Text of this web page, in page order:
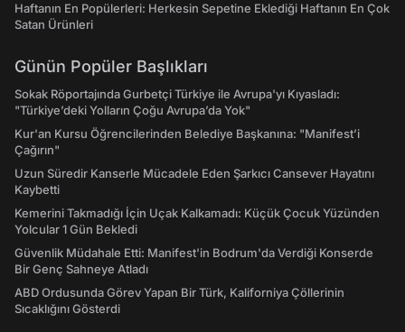
Haftanın En Popülerleri: Herkesin Sepetine Eklediği Haftanın En Çok
Satan Ürünleri
Günün Popüler Başlıkları
Sokak Röportajında Gurbetçi Türkiye ile Avrupa'yı Kıyasladı:
"Türkiye’deki Yolların Çoğu Avrupa’da Yok"
Kur'an Kursu Öğrencilerinden Belediye Başkanına: "Manifest’i
Çağırın"
Uzun Süredir Kanserle Mücadele Eden Şarkıcı Cansever Hayatını
Kaybetti
Kemerini Takmadığı İçin Uçak Kalkamadı: Küçük Çocuk Yüzünden
Yolcular 1 Gün Bekledi
Güvenlik Müdahale Etti: Manifest'in Bodrum'da Verdiği Konserde
Bir Genç Sahneye Atladı
ABD Ordusunda Görev Yapan Bir Türk, Kaliforniya Çöllerinin
Sıcaklığını Gösterdi